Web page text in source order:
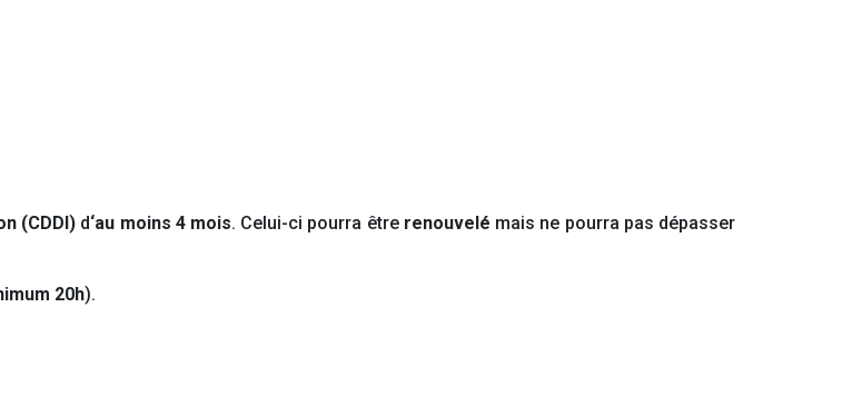
(CDDI) d‘au moins 4 mois. Celui-ci pourra être renouvelé mais ne pourra pas dépasser
20h).